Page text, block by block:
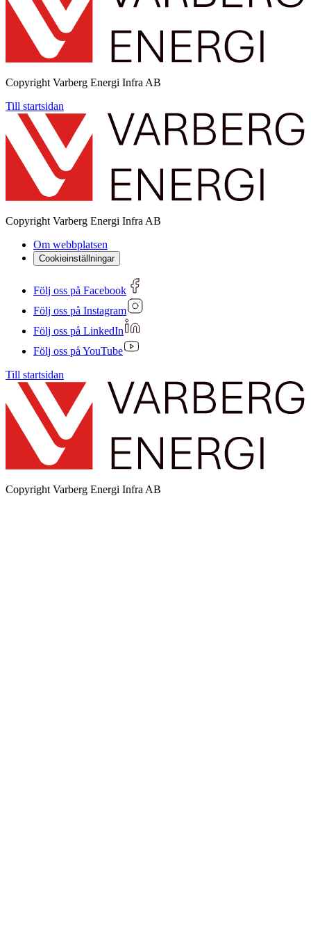
CopyrightVarberg Energi Infra AB
Till startsidan
Copyright Varberg Energi Infra AB
Om webbplatsen
Cookieinställningar
Följ oss på Facebook
Följ oss på Instagram
Följ oss på LinkedIn
Följ oss på YouTube
Till startsidan
Copyright Varberg Energi Infra AB